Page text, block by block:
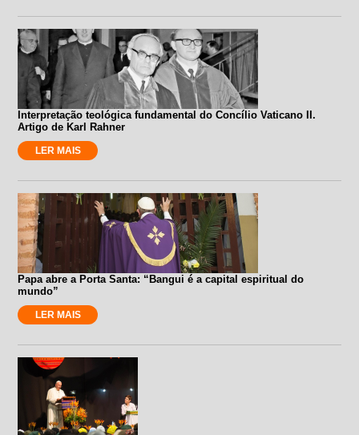
Interpretação teológica fundamental do Concílio Vaticano II.
Artigo de Karl Rahner
LER MAIS
Papa abre a Porta Santa: “Bangui é a capital espiritual do
mundo”
LER MAIS